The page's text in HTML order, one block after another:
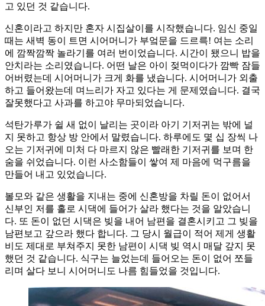
고 있던 것 같습니다.
신혼이라고 하지만 혼자 시집살이를 시작했습니다. 임신 중일
때는 새벽 동이 트면 시어머니가 부엌문을 드르륵! 여는 소리
에 깜짝깜짝 놀라기를 여러 번이었습니다. 시간이 됐으니 밥을
안치라는 소리였습니다. 어떤 날은 아이 젖먹이다가 깜빡 잠들
어버렸는데 시어머니가 크게 화를 냈습니다. 시어머니가 외출
하고 들어왔는데 며느리가 자고 있다는 게 문제였습니다. 결국
잘못했다고 사과를 하고야 무마되었습니다.
석탄가루가 쉴 새 없이 날리는 곳이라 아기 기저귀는 밖에 널
지 못하고 항상 방 안에서 말렸습니다. 하루에도 몇 십 장씩 나
오는 기저귀에 미처 다 마르지 않은 빨래한 기저귀를 보며 한
숨을 쉬었습니다. 이런 사소함들이 쌓여 제 마음에 먹구름을
만들어 내고 있었습니다.
볼모와 같은 생활을 지내는 중에 신혼방을 차릴 돈이 없어서
신부인 저를 홀로 시댁에 들어가 살라 했다는 것을 알았습니
다. 또 돈이 없던 시댁은 빚을 내어 남편을 결혼시키고 그 빚을
남편보고 갚으라 했다 합니다. 그 당시 월급이 적어 제게 생활
비도 제대로 부쳐주지 못한 남편이 시댁 빚 역시 매달 갚지 못
했던 것 같습니다. 식구는 늘었는데 들어오는 돈이 없어 쪼들
리며 살다 보니 시어머니도 나름 힘들었을 것입니다.